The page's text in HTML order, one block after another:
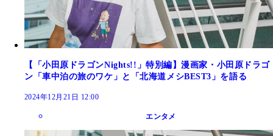
【「小田原ドラゴンNights!!」特別編】漫画家・小田原ドラゴ
ン「車中泊の旅のワケ」と「北海道メシBEST3」を語る
2024年12月21日 12:00
エンタメ